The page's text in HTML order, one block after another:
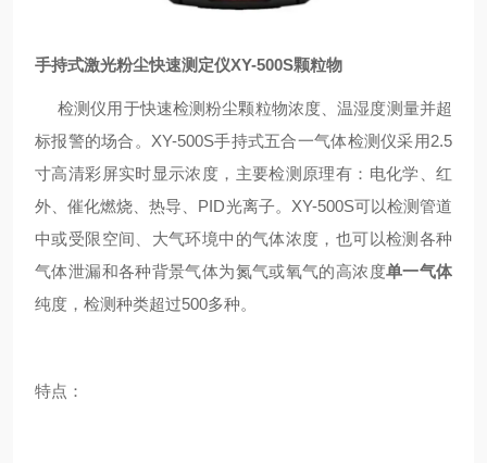
手持式激光粉尘快速测定仪XY-500S颗粒物
检测仪用于快速检测粉尘颗粒物浓度、温湿度测量并超
标报警的场合。 XY-500S手持式五合一气体检测仪采用2.5
寸高清彩屏实时显示浓度 ， 主要检测原理有： 电化学
红
外、催化燃烧、热导、 PID光离子。 XY-500S可以检测管道
中或受限空间、大气环境中的气体浓度，也可以检测各种
气体泄漏和各种背景气体为氮气或氧气的高浓度单一气体
纯度，检测种类超过500多种。
特点：